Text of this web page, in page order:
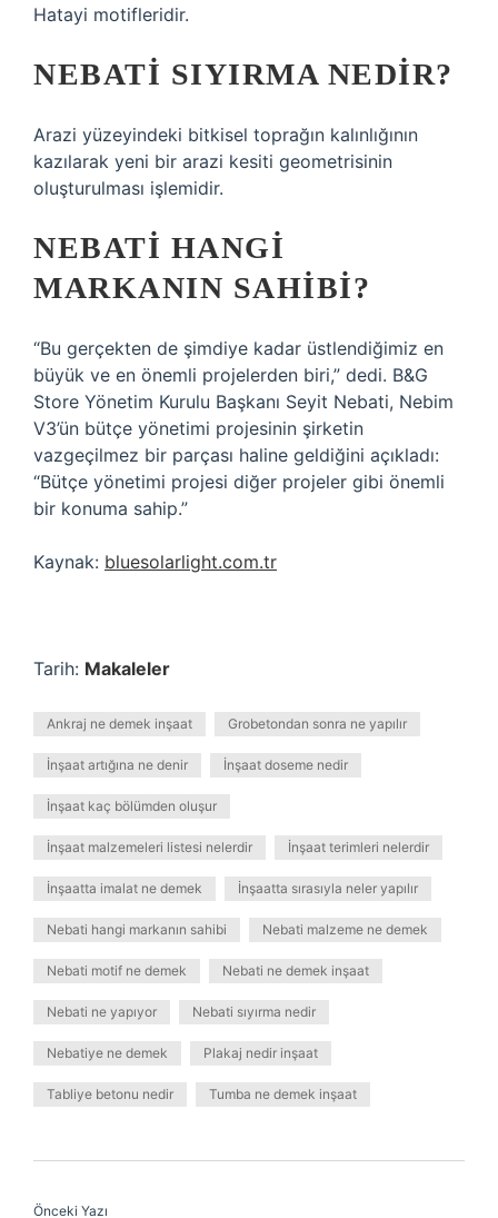
Hatayi motifleridir.
NEBATI SIYIRMA NEDIR?
Arazi yüzeyindeki bitkisel toprağın kalınlığının
kazılarak yeni bir arazi kesiti geometrisinin
oluşturulması işlemidir.
NEBATI HANGI
MARKANIN SAHIBI?
“Bu gerçekten de şimdiye kadar üstlendiğimiz en
büyük ve en önemli projelerden biri,” dedi. B&G
Store Yönetim Kurulu Başkanı Seyit Nebati, Nebim
V3’ün bütçe yönetimi projesinin şirketin
vazgeçilmez bir parçası haline geldiğini açıkladı:
“Bütçe yönetimi projesi diğer projeler gibi önemli
bir konuma sahip.”
Kaynak: bluesolarlight.com.tr
Tarih: Makaleler
Ankraj ne demek inşaat Grobetondan sonra ne yapılır
İnşaat artığına ne denir İnşaat doseme nedir
İnşaat kaç bölümden oluşur
İnşaat malzemeleri listesi nelerdir İnşaat terimleri nelerdir
İnşaatta imalat ne demek İnşaatta sırasıyla neler yapılır
Nebati hangi markanın sahibi Nebati malzeme ne demek
Nebati motif ne demek Nebati ne demek inşaat
Nebati ne yapıyor Nebati sıyırma nedir
Nebatiye ne demek Plakaj nedir inşaat
Tabliye betonu nedir Tumba ne demek inşaat
Önceki Yazı